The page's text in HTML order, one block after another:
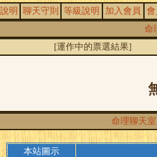
明 聊天守則 等級說明 加入會員
命
[運作中的票選結果]
命理聊天室
本站圖示